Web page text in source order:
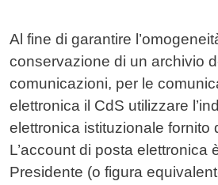
Al fine di garantire
conservazione di un archivio
comunicazioni, per le
elettronica il CdS utilizzare
elettronica istituzionale fornito
L’account di posta elettronica
Presidente (o figura